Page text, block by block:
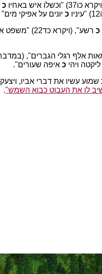
איש באחיו כ
כ יונים על אפיקי מים"
כ רשע", (ויקרא כד22) "משפט אחד יהיה לכם
כ איפה שעורים".
.